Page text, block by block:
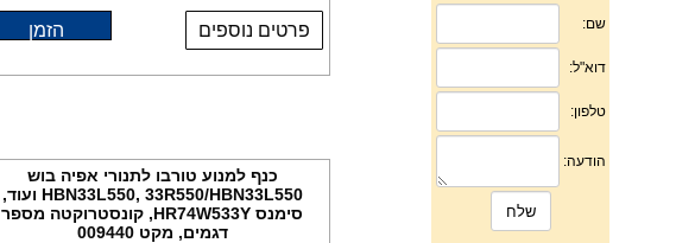
פרטים נוספים הזמן
כנף למנוע טורבו לתנורי אפיה בוש
HBN33L550, 33R550/HBN33L550 ועוד,
סימנס HR74W533Y, קונסטרוקטה מספר
דגמים, מקט 009440